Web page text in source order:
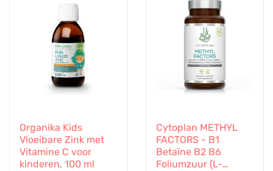
Organika Kids
Vloeibare Zink met
Vitamine C voor
kinderen, 100 ml
Cytoplan METHYL
FACTORS - B1
Betaïne B2 B6
Foliumzuur (L-